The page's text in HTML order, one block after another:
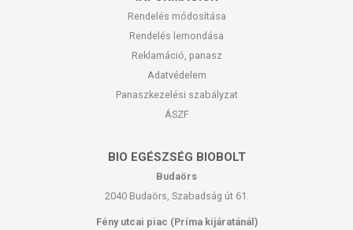
Öblítse le, majd ismételje meg a folyamatot a haj
teljes hosszán. Mindennapi használatra alkalmas.
Khadi Naturprodukte
A termék nem helyettesíti a kiegyensúlyozott, vegyes étrendet
és az egészséges életmódot! A termék nem gyógyít
helyettesítésére alkalmas! Betegség esetén használatát
beszélje meg kezelőorvosával. Ne szedje a készítményt, ha az
összetevők bármelyikére érzékeny vagy allergiás!
Kisgyermektől elzárva tartandó!
Rendelés módosítása
Rendelés lemondása
Reklamáció, panasz
Adatvédelem
Panaszkezelési szabályzat
ÁSZF
BIO EGÉSZSÉG BIOBOLT
Budaörs
2040 Budaörs, Szabadság út 61.
Fény utcai piac (Príma kijáratánál)